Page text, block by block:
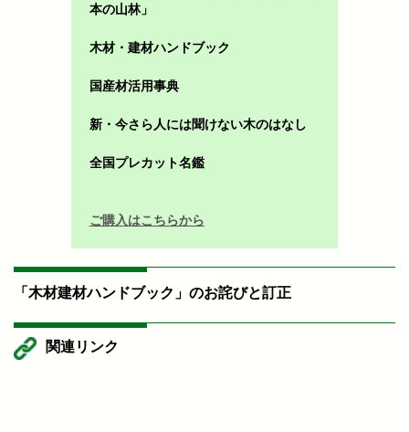
本の山林」
木材・建材ハンドブック
国産材活用事典
新・今さら人には聞けない木のはなし
全国プレカット名鑑
ご購入はこちらから
「木材建材ハンドブック」のお詫びと訂正
関連リンク